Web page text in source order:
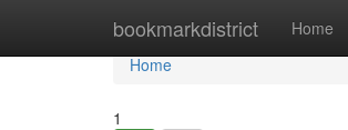
bookmarkdistrict Home
Home
Home
1